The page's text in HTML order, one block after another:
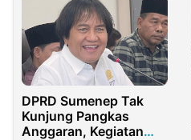
DPRD Sumenep Tak
Kunjung Pangkas
Anggaran, Kegiatan